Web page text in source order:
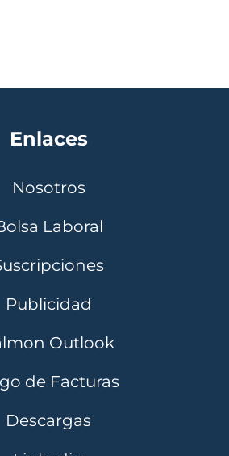
Enlaces
Nosotros
Laboral
Publicidad
Outlook
de Facturas
Descargas